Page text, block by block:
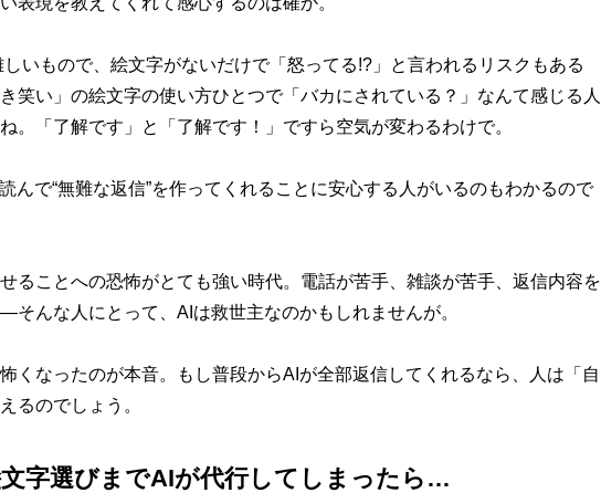
いもので、絵文字がないだけで「怒ってる!?」と言われるリスクもある
笑い」の絵文字の使い方ひとつで「バカにされている？」なんて感じる人
。「了解です」と「了解です！」ですら空気が変わるわけで。
んで“無難な返信”を作ってくれることに安心する人がいるのもわかるので
ることへの恐怖がとても強い時代。電話が苦手、雑談が苦手、返信内容を
んな人にとって、AIは救世主なのかもしれませんが。
くなったのが本音。もし普段からAIが全部返信してくれるなら、人は「自
るのでしょう。
文字選びまでAIが代行してしまったら…